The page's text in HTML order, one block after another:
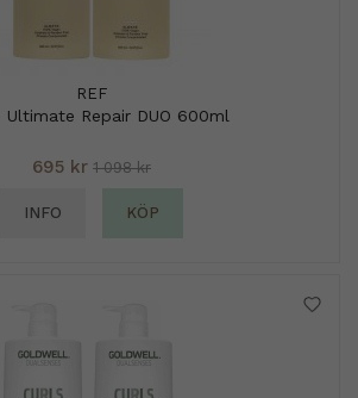
REF
Ultimate Repair DUO 600ml
695 kr 1 098 kr
INFO KÖP